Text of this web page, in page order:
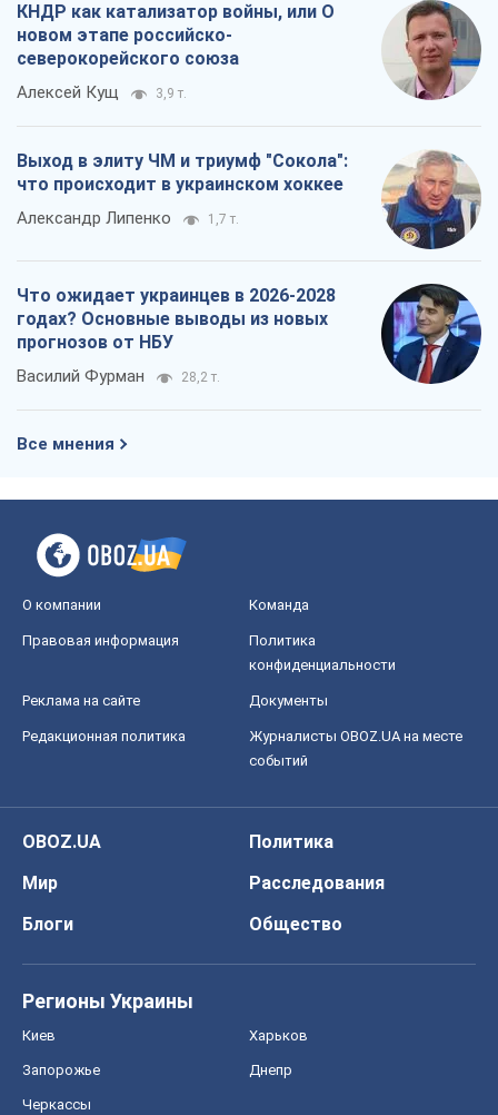
КНДР как катализатор войны, или О
новом этапе российско-
северокорейского союза
Алексей Кущ 3,9 т.
Выход в элиту ЧМ и триумф "Сокола":
что происходит в украинском хоккее
Александр Липенко 1,7 т.
Что ожидает украинцев в 2026-2028
годах? Основные выводы из новых
прогнозов от НБУ
Василий Фурман 28,2 т.
Все мнения
О компании Команда
Правовая информация
Политика
конфиденциальности
Реклама на сайте Документы
Редакционная политика
Журналисты OBOZ.UA на месте
событий
OBOZ.UA
Политика
Мир
Расследования
Блоги
Общество
Регионы Украины
Киев Харьков
Запорожье Днепр
Черкассы